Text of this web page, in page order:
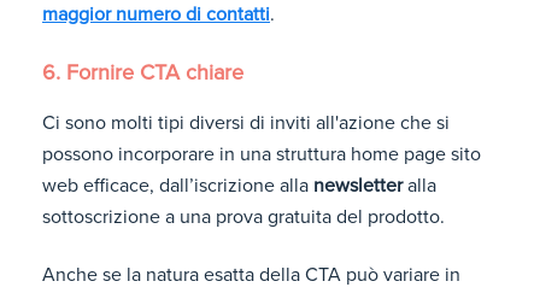
maggior numero di contatti.
6. Fornire CTA chiare
Ci sono molti tipi diversi di inviti all'azione che si
possono incorporare in una struttura home page sito
web efficace, dall’iscrizione alla newsletteralla
sottoscrizione a una prova gratuita del prodotto.
Anche se la natura esatta della CTA può variare in